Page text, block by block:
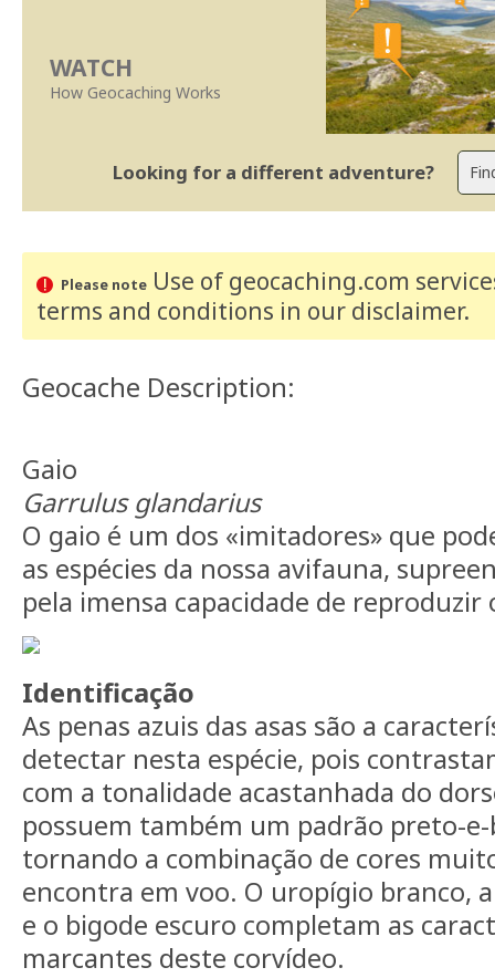
WATCH
How Geocaching Works
Looking for a different adventure?
Please noteUse of geocaching.com
terms and conditions in our disclaimer.
Geocache Description:
Gaio
Garrulus glandarius
O gaio é um dos «imitadores» que
as espécies da nossa avifauna,
pela imensa capacidade de
Identificação
As penas azuis das asas são a
detectar nesta espécie, pois
com a tonalidade acastanhada do
possuem também um padrão preto-
tornando a combinação de cores
encontra em voo. O uropígio branco,
e o bigode escuro completam as
marcantes deste corvídeo.